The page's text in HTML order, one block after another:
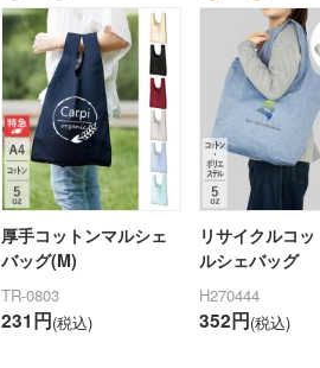
厚手コットンマルシェ
バッグ(M)
TR-0803
231円(税込)
リサイクルコ
ルシェバッグ
H270444
352円(税込)